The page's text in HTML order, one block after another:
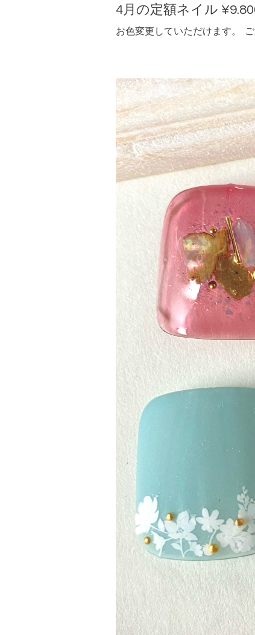
4月の定額ネイル
お色変更していただけます。